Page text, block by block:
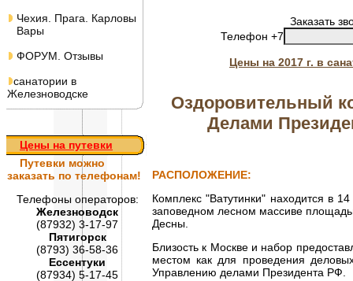
Чехия. Прага. Карловы
Вары
ФОРУМ. Отзывы
санатории в
Железноводске
Цены на путевки
Путевки можно
заказать по телефонам!
Телефоны операторов:
Железноводск
(87932) 3-17-97
Пятигорск
(8793) 36-58-36
Ессентуки
(87934) 5-17-45
Заказать
Телефон +7
Цены на 2017 г. в
Оздоровительный
Делами
РАСПОЛОЖЕНИЕ:
Комплекс "Ватутинки" находится в
заповедном лесном массиве
Десны.
Близость к Москве и набор
местом как для проведения
Управлению делами Президента РФ.